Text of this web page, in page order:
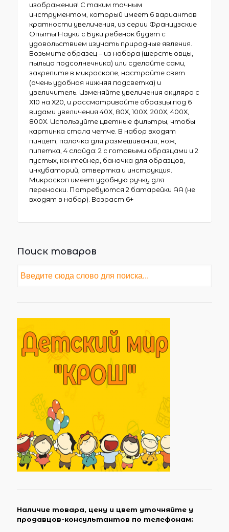
изображения! С таким точным
инструментом, который имеет 6 вариантов
кратности увеличения, из серии Французские
Опыты Науки с Буки ребенок будет с
удовольствием изучать природные явления.
Возьмите образец – из набора (шерсть овцы,
пыльца подсолнечника) или сделайте сами,
закрепите в микроскопе, настройте свет
(очень удобная нижняя подсветка) и
увеличитель. Изменяйте увеличения окуляра с
Х10 на Х20, и рассматривайте образцы под 6
видами увеличения 40Х, 80Х, 100Х, 200Х, 400Х,
800Х. Используйте цветные фильтры, чтобы
картинка стала четче. В набор входят
пинцет, палочка для размешивания, нож,
пипетка, 4 слайда: 2 с готовыми образцами и 2
пустых, контейнер, баночка для образцов,
инкубаторий, отвертка и инструкция.
Микроскоп имеет удобную ручку для
переноски. Потребуются 2 батарейки АА (не
входят в набор). Возраст 6+
Поиск товаров
Наличие товара, цену и цвет уточняйте у
продавцов-консультантов по телефонам: